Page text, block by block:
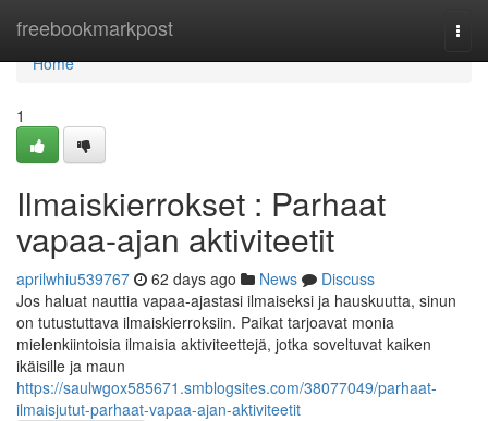
freebookmarkpost
Home
Home
1
Ilmaiskierrokset : Parhaat
vapaa-ajan aktiviteetit
aprilwhiu539767 62 days ago News
Discuss
Jos haluat nauttia vapaa-ajastasi ilmaiseksi ja hauskuutta, sinun
on tutustuttava ilmaiskierroksiin. Paikat tarjoavat monia
mielenkiintoisia ilmaisia aktiviteettejä, jotka soveltuvat kaiken
ikäisille ja maun
https://saulwgox585671.smblogsites.com/38077049/parhaat-
ilmaisjutut-parhaat-vapaa-ajan-aktiviteetit